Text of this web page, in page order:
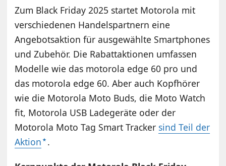
Zum Black Friday 2025 startet Motorola mit
verschiedenen Handelspartnern eine
Angebotsaktion für ausgewählte Smartphones
und Zubehör. Die Rabattaktionen umfassen
Modelle wie das motorola edge 60 pro und
das motorola edge 60. Aber auch Kopfhörer
wie die Motorola Moto Buds, die Moto Watch
fit, Motorola USB Ladegeräte oder der
Motorola Moto Tag Smart Tracker sind Teil der
Aktion .